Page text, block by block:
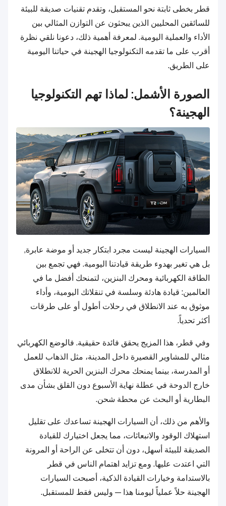
قطر بخطى ثابتة نحو المستقبل، وتقدم تقنيات صديقة للبيئة
للسائقين المحليين الذين يبحثون عن التوازن المثالي بين
الأداء والعملية اليومية. لمعرفة أهمية ذلك، دعونا نلقي نظرة
أقرب على ما تقدمه التكنولوجيا الهجينة في حياتنا اليومية
على الطريق.
الصورة الأشمل: لماذا تهم التكنولوجيا
الهجينة؟
السيارات الهجينة ليست مجرد ابتكار جديد أو موضة عابرة,
بل هي تغير بهدوء طريقة قيادتنا اليومية. فهي تجمع بين
الطاقة الكهربائية ومحرك البنزين، لتمنحك أفضل ما في
العالمين: قيادة هادئة وسلسة في تنقلاتك اليومية، وأداء
موثوق به عند الانطلاق في رحلات أطول أو على طرقات
أكثر تحدياً.
وفي قطر، هذا المزيج يحقق فائدة حقيقية. فالوضع الكهربائي
مثالي للمشاوير القصيرة داخل المدينة، مثل الذهاب للعمل
أو المدرسة، بينما يمنحك محرك البنزين الحرية للانطلاق
خارج الدوحة في عطلة نهاية الأسبوع دون القلق بشأن مدى
البطارية أو البحث عن محطة شحن.
والأهم من ذلك، أن السيارات الهجينة تساعدك على تقليل
استهلاك الوقود والانبعاثات، مما يجعل اختيارك للقيادة
الصديقة للبيئة أسهل، دون أن تتخلى عن الراحة أو المرونة
التي اعتدت عليها. ومع تزايد اهتمام الناس في قطر
بالاستدامة وخيارات القيادة الذكية، أصبحت السيارات
الهجينة حلاً عملياً ليومنا هذا — وليس فقط للمستقبل.